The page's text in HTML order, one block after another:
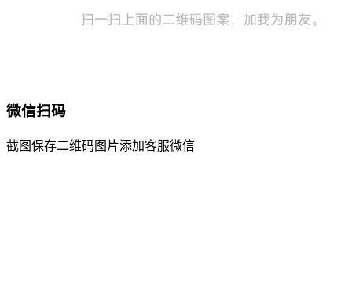
微信扫码
截图保存二维码图片添加客服微信